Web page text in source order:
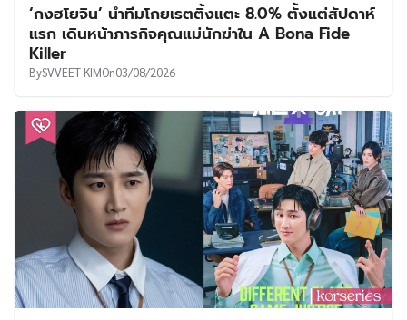
‘กงฮโยจิน’ นำทีมโกยเรตติ้งแตะ 8.0% ตั้งแต่สัปดาห์
แรก เดินหน้าภารกิจคุณแม่นักฆ่าใน A Bona Fide
Killer
BySVVEET KIMOn03/08/2026